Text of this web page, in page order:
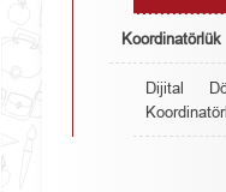
Koordinatörlük
Dijital